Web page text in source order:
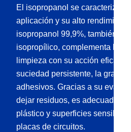
El isopropanol se caracteriza
aplicación y su alto rendimiento
isopropanol 99,9%, también
isopropílico, complementa la
limpieza con su acción eficaz y
suciedad persistente, la grasa y
adhesivos. Gracias a su
dejar residuos, es adecuado
plástico y superficies sensibles
placas de circuitos.